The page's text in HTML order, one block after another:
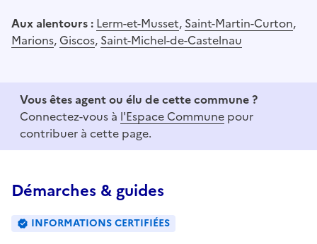
Aux alentours : Lerm-et-Musset, Saint-Martin-Curton,
Marions,Giscos, Saint-Michel-de-Castelnau
Vous êtes agent ou élu de cette commune ?
Connectez-vous à l'Espace Commune pour
contribuer à cette page.
Démarches & guides
INFORMATIONS CERTIFIÉES